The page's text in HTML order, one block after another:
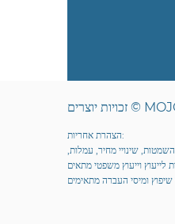
הצהרת אחריות:
שינויי מחיר, עמלות,
וייעוץ משפטי מתאים